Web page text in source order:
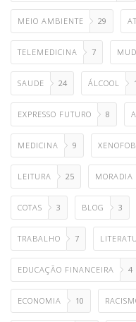
MEIO AMBIENTE 29
TELEMEDICINA 7
SAUDE 24 ÁLCOOL
EXPRESSO FUTURO 8
MEDICINA 9
LEITURA 25 MORADIA
COTAS 3 BLOG 3
TRABALHO 7
EDUCAÇÃO FINANCEIRA 4
ECONOMIA 10